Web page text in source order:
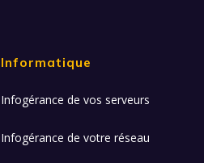
Informatique
Infogérance de vos serveurs
Infogérance de votre réseau